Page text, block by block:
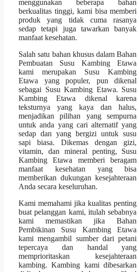
menggunakan beberapa bahan
berkualitas tinggi, kami bisa memberi
produk yang tidak cuma rasanya
sedap tetapi juga tawarkan banyak
manfaat kesehatan.
Salah satu bahan khusus dalam Bahan
Pembuatan Susu Kambing Etawa
kami merupakan Susu Kambing
Etawa yang populer, pun dikenal
sebagai Susu Kambing Etawa. Susu
Kambing Etawa dikenal karena
teksturnya yang kaya dan halus,
menjadikan pilihan yang sempurna
untuk anda yang cari alternatif yang
sedap dan yang bergizi untuk susu
sapi biasa. Dikemas dengan gizi,
vitamin, dan mineral penting, Susu
Kambing Etawa memberi beragam
manfaat kesehatan yang bisa
memberikan dukungan kesejahteraan
Anda secara keseluruhan.
Kami memahami jika kualitas penting
buat pelanggan kami, itulah sebabnya
kami memastikan jika Bahan
Pembikinan Susu Kambing Etawa
kami mengambil sumber dari petani
tepercaya dan handal yang
memprioritaskan kesejahteraan
kambing. Kambing kami dibesarkan